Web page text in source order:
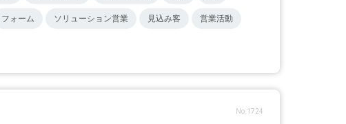
フォーム ソリューション営業 見込み客 営業活動
No.1724